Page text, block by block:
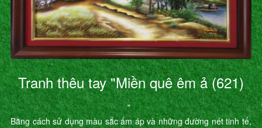
Tranh thêu tay "Miền quê êm ả (621)
"
Bằng cách sử dụng màu sắc ấm áp và những đường nét tinh tế,